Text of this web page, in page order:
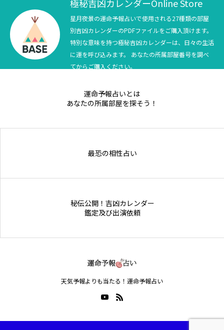
テニス四大大会・五輪
テニス四大大会・五輪
極秘吉凶カレンダーOnline Store
星月夜景の運命予報占いで使用される27種類の部屋
別吉凶カレンダーのPDFファイルをご購入頂けます。
特別な意味を持つ極秘吉凶カレンダーは、日々の生活
に運を呼び込みます。 あなたの所属部屋番号を調べ
てからご購入ください。
運命予報占いとは
あなたの所属部屋を探そう！
最恐の相性占い
秘伝公開！吉凶カレンダー
鑑定及び出演依頼
天気予報よりも当たる！運命予報占い